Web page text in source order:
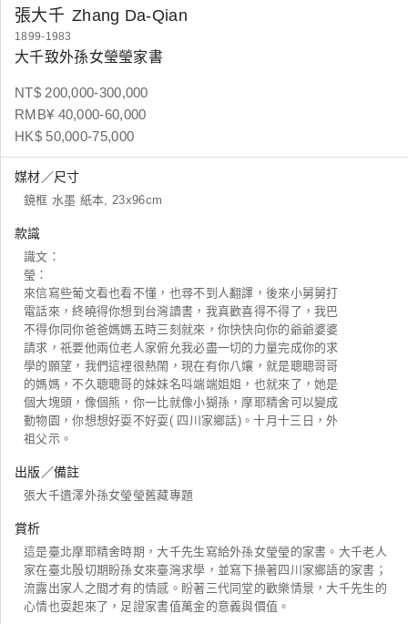
張大千 Zhang Da-Qian
1899-1983
大千致外孫女瑩瑩家書
NT$ 200,000-300,000
RMB¥ 40,000-60,000
HK$ 50,000-75,000
媒材／尺寸
鏡框 水墨 紙本, 23x96cm
款識
識文：
瑩：
來信寫些葡文看也看不懂，也尋不到人翻譯，後來小舅舅打
電話來，終曉得你想到台灣讀書，我真歡喜得不得了，我巴
不得你同你爸爸媽媽五時三刻就來，你快快向你的爺爺婆婆
請求，祇要他兩位老人家俯允我必盡一切的力量完成你的求
學的願望，我們這裡很熱閙，現在有你八孃，就是聰聰哥哥
的媽媽，不久聰聰哥的妹妹名呌端端姐姐，也就來了，她是
個大塊頭，像個熊，你一比就像小猢孫，摩耶精舍可以變成
動物園，你想想好耍不好耍( 四川家鄉話)。十月十三日，外
祖父示。
出版／備註
張大千遺澤外孫女瑩瑩舊藏專題
賞析
這是臺北摩耶精舍時期，大千先生寫給外孫女瑩瑩的家書。大千老人
家在臺北殷切期盼孫女來臺灣求學，並寫下操著四川家鄉語的家書；
流露出家人之間才有的情感。盼著三代同堂的歡樂情景，大千先生的
心情也耍起來了，足證家書值萬金的意義與價值。